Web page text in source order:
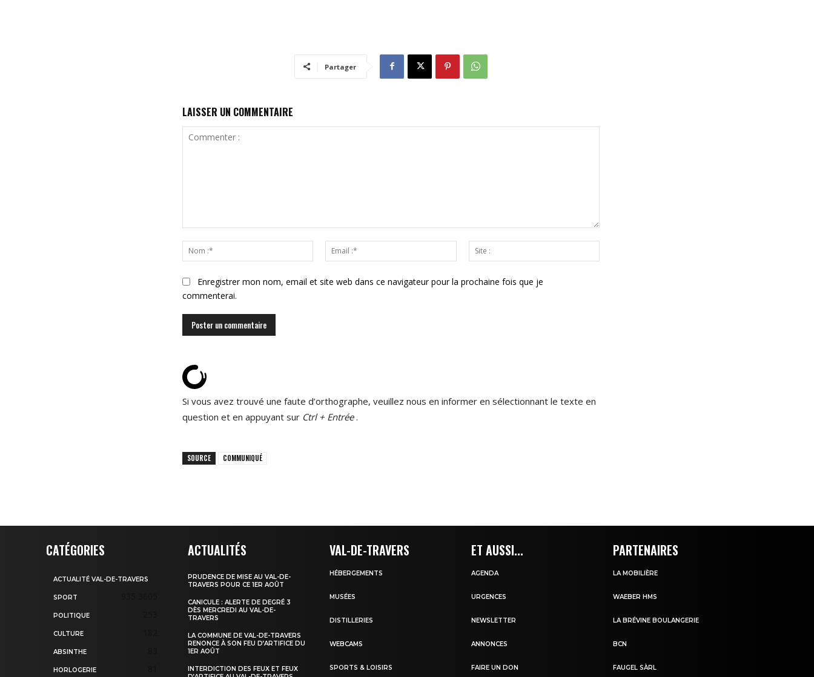
Partager
LAISSER UN COMMENTAIRE
Nom
:*
Email
:*
:
Enregistrer mon nom, email et site web dans ce navigateur pour la prochaine fois que je
commenterai.
Si vous avez trouvé une faute d’orthographe, veuillez nous en informer en sélectionnant le texte en
question et en appuyant sur Ctrl + Entrée.
SOURCE COMMUNIQUÉ
CATÉGORIES
ACTUALITÉ VAL-DE-TRAVERS
SPORT
POLITIQUE
CULTURE
ABSINTHE
HORLOGERIE
ACTUALITÉS
PRUDENCE DE MISE AU VAL-DE-
TRAVERS POUR CE 1ER AOÛT
CANICULE : ALERTE DE DEGRÉ 3
DÈS MERCREDI AU VAL-DE-
TRAVERS
LA COMMUNE DE VAL-DE-TRAVERS
RENONCE À SON FEU D’ARTIFICE DU
1ER AOÛT
INTERDICTION DES FEUX ET FEUX
VAL-DE-TRAVERS
HÉBERGEMENTS
MUSÉES
DISTILLERIES
WEBCAMS
SPORTS & LOISIRS
ET AUSSI...
AGENDA
URGENCES
NEWSLETTER
ANNONCES
FAIRE UN DON
PARTENAIRES
LA MOBILIÈRE
WAEBER HMS
LA BRÉVINE BOULANGERIE
BCN
FAUGEL SÀRL